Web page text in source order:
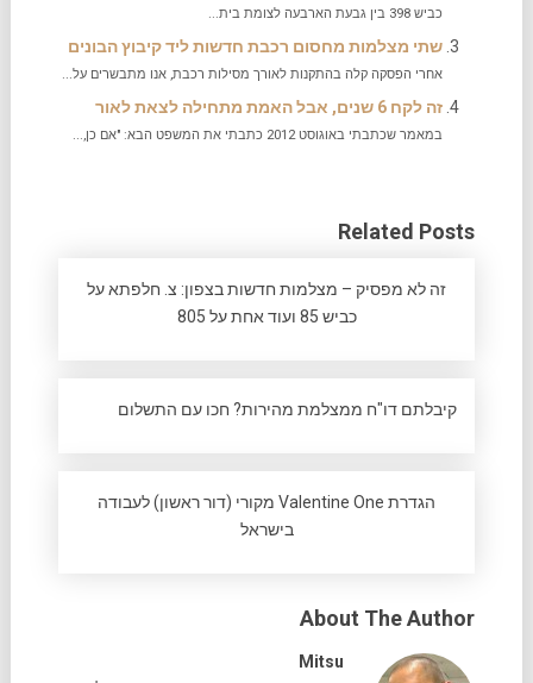
כביש 398 בין גבעת הארבעה לצומת בית...
שתי מצלמות מחסום רכבת חדשות ליד קיבוץ הבונים
אחרי הפסקה קלה בהתקנות לאורך מסילות רכבת, אנו מתבשרים על...
זה לקח 6 שנים, אבל האמת מתחילה לצאת לאור
במאמר שכתבתי באוגוסט 2012 כתבתי את המשפט הבא: "אם כן,...
Related Posts
זה לא מפסיק – מצלמות חדשות בצפון: צ. חלפתא על
כביש 85 ועוד אחת על 805
קיבלתם דו"ח ממצלמת מהירות? חכו עם התשלום
הגדרת Valentine One מקורי (דור ראשון) לעבודה
בישראל
About The Author
Mitsu